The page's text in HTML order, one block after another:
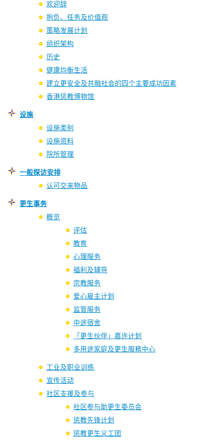
欢迎辞
抱负、任务及价值观
策略发展计划
组织架构
历史
健康均衡生活
建立更安全及共融社会的四个主要成功因素
香港惩教博物馆
设施
设施类别
设施资料
院所管理
一般探访安排
认可交来物品
更生事务
概览
评估
教育
心理服务
褔利及辅导
宗教服务
爱心雇主计划
监管服务
中途宿舍
「更生伙伴」嘉许计划
多用途家庭及更生服務中心
工业及职业训练
宣传活动
社区支援及参与
社区参与助更生委员会
惩教先锋计划
惩教更生义工团